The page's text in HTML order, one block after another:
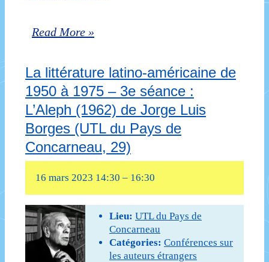
d’Alejo
(UTL
du
Pays
de
Concarneau,
La
latino-
américaine
de
1950
à
1975
–
2e
séance
Read More »
La littérature latino-américaine de
1950 à 1975 – 3e séance :
L’Aleph (1962) de Jorge Luis
Borges (UTL du Pays de
Concarneau, 29)
16 mars 2023 14:30 – 16:30
Lieu: UTL du Pays de
Concarneau
Catégories: Conférences sur
les auteurs étrangers